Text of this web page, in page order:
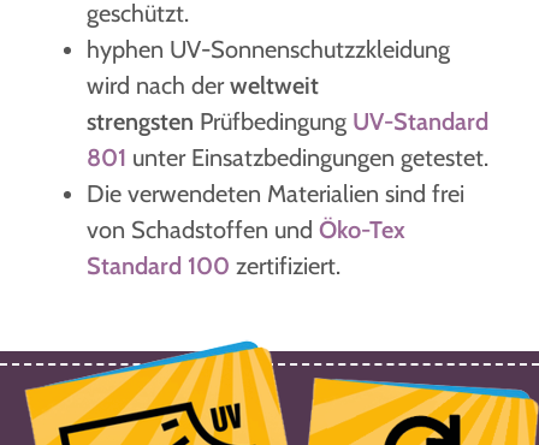
geschützt.
hyphen UV-Sonnenschutzzkleidung
wird nach derweltweit
strengsten Prüfbedingung UV-Standard
801 unter Einsatzbedingungen getestet.
Die verwendeten Materialien sind frei
von Schadstoffen und Öko-Tex
Standard 100 zertifiziert.